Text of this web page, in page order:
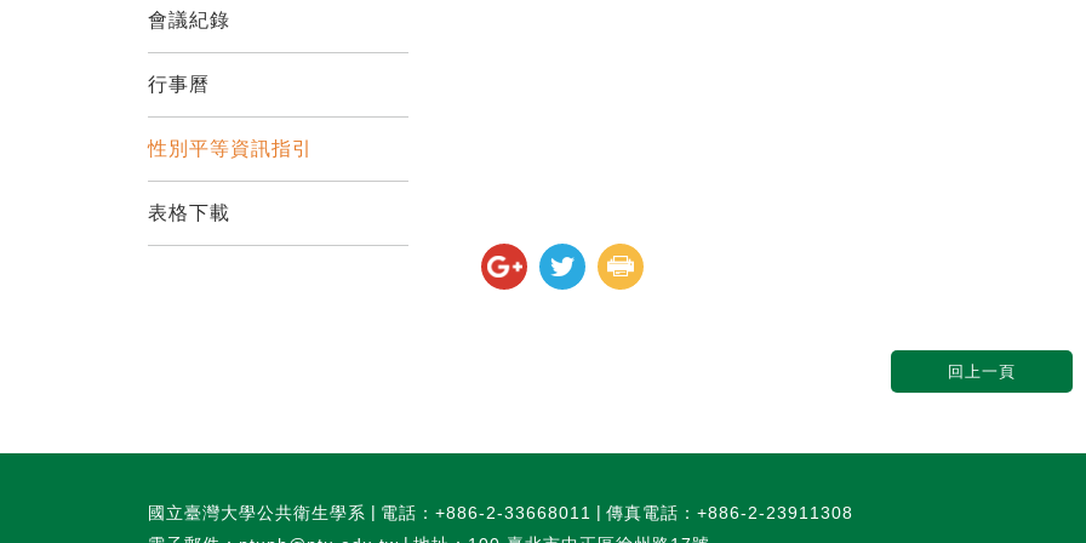
會議紀錄
行事曆
性別平等資訊指引
表格下載
回上一頁
國立臺灣大學公共衛生學系 電話：+886-2-33668011
傳真電話：+886-2-23911308